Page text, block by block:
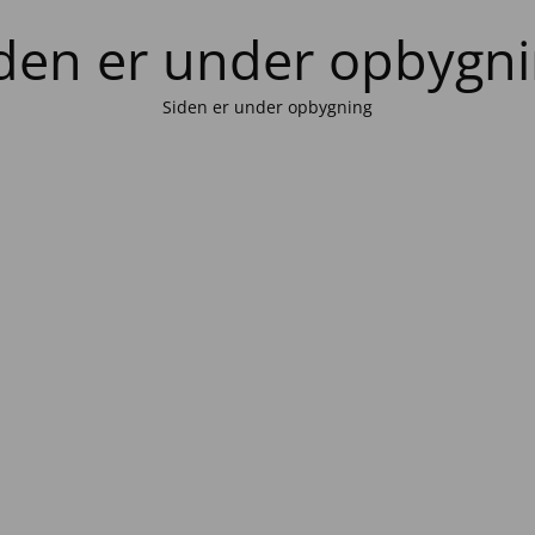
er under
Siden er under opbygning